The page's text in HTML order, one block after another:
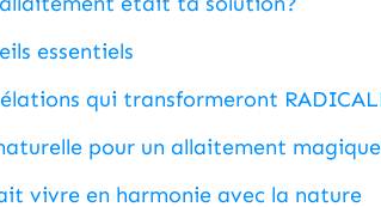
essentiels
qui transformeront
pour un allaitement
vivre en harmonie avec la nature